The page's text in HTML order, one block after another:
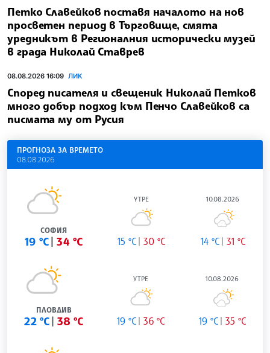
Петко Славейков поставя началото на нов
просветен период в Търговище, смята
уредникът в Регионалния исторически музей
в града Николай Ставрев
08.08.2026 16:09 ЛИК
Според писателя и свещеник Николай Петков
много добър подход към Пенчо Славейков са
писмата му от Русия
ПРОГНОЗА ЗА ВРЕМЕТО
08.08.2026
СОФИЯ
19 °C 34 °C
УТРЕ
15 °C 30 °C
10.08.2026
14 °C 31 °C
ПЛОВДИВ
22 °C 38 °C
УТРЕ
19 °C 36 °C
10.08.2026
19 °C 35 °C